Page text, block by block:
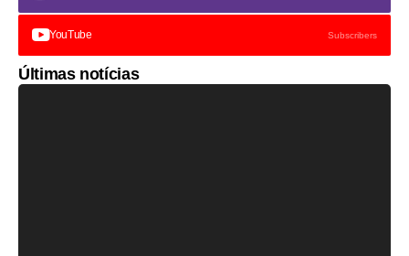
YouTube Subscribers
Últimas notícias